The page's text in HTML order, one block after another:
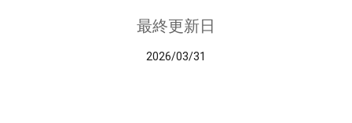
最終更新日
2026/03/31